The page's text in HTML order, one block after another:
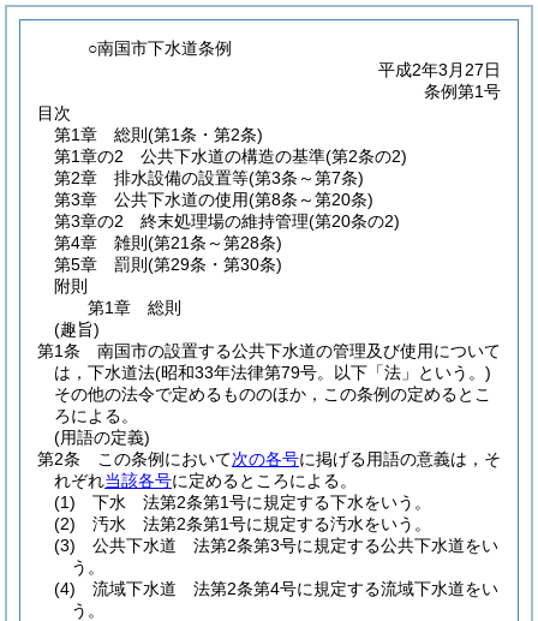
○南国市下水道条例
平成2年3月27日
条例第1号
目次
第1章
総則 (第1条・第2条)
第1章の2
公共下水道の構造の基準(第2条の2)
第2章
排水設備の設置等(第3条～第7条)
第3章
公共下水道の使用(第8条～第20条)
第3章の2
終末処理場の維持管理(第20条の2)
第4章
雑則 (第21条～第28条)
第5章
罰則 (第29条・第30条)
附則
第1章
総則
(趣旨)
第1条
南国市の設置する公共下水道の管理及び使用について
は，下水道法(昭和33年法律第79号。以下「法」という。)
その他の法令で定めるもののほか，この条例の定めるとこ
ろによる。
(用語の定義)
第2条
この条例において次の各号に掲げる用語の意義は，そ
れぞれ当該各号に定めるところによる。
(1)
下水 法第2条第1号に規定する下水をいう。
(2)
汚水 法第2条第1号に規定する汚水をいう。
(3)
公共下水道 法第2条第3号に規定する公共下水道をい
う。
(4)
流域下水道 法第2条第4号に規定する流域下水道をい
う。